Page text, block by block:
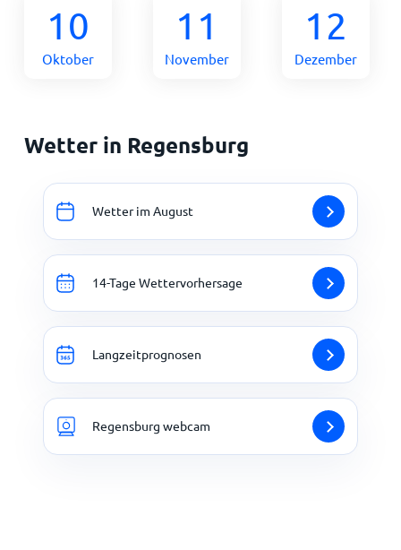
10
Oktober
11
November
12
Dezember
Wetter in Regensburg
Wetter im August
14-Tage Wettervorhersage
Langzeitprognosen
Regensburg webcam